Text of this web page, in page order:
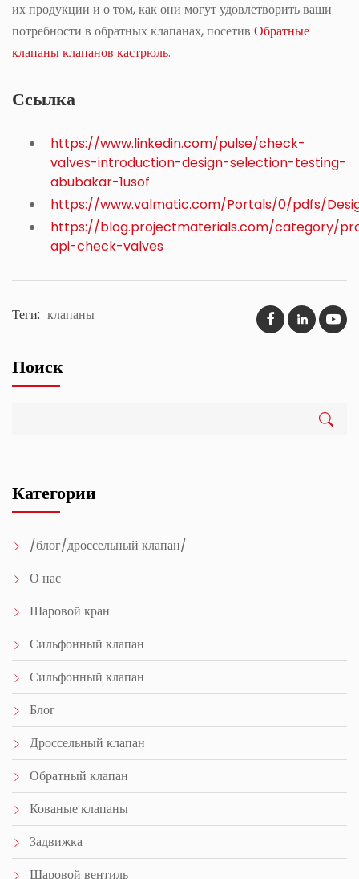
их продукции и о том, как они могут удовлетворить ваши
потребности в обратных клапанах, посетив Обратные
клапаны клапанов кастрюль.
Ссылка
https://www.linkedin.com/pulse/check-
valves-introduction-design-selection-testing-
abubakar-1usof
https://www.valmatic.com/Portals/0/pdfs/
https://blog.projectmaterials.com/category/
api-check-valves
Теги: клапаны
Поиск
Категории
/блог/дроссельный клапан/
О нас
Шаровой кран
Сильфонный клапан
Сильфонный клапан
Блог
Дроссельный клапан
Обратный клапан
Кованые клапаны
Задвижка
Шаровой вентиль